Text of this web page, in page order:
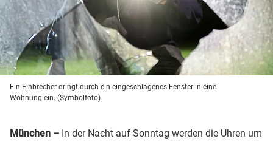
Ein Einbrecher dringt durch ein eingeschlagenes Fenster in eine
Wohnung ein. (Symbolfoto)
München – In der Nacht auf Sonntag werden die Uhren um